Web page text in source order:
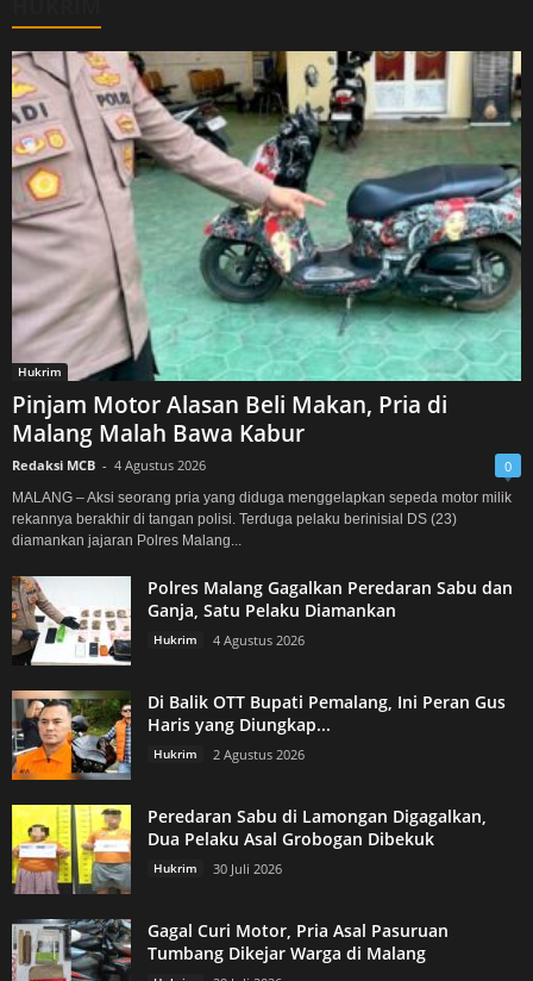
Hukrim
Pinjam Motor Alasan Beli Makan, Pria di
Malang Malah Bawa Kabur
Redaksi MCB - 4 Agustus 2026 0
MALANG – Aksi seorang pria yang diduga menggelapkan sepeda motor milik
rekannya berakhir di tangan polisi. Terduga pelaku berinisial DS (23)
diamankan jajaran Polres Malang...
Polres Malang Gagalkan Peredaran Sabu dan
Ganja, Satu Pelaku Diamankan
Hukrim 4 Agustus 2026
Di Balik OTT Bupati Pemalang, Ini Peran Gus
Haris yang Diungkap...
Hukrim 2 Agustus 2026
Peredaran Sabu di Lamongan Digagalkan,
Dua Pelaku Asal Grobogan Dibekuk
Hukrim 30 Juli 2026
Gagal Curi Motor, Pria Asal Pasuruan
Tumbang Dikejar Warga di Malang